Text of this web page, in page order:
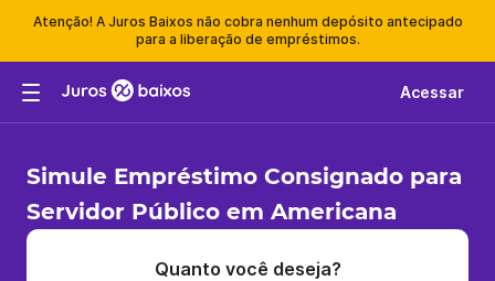
Atenção! A Juros Baixos não cobra nenhum depósito antecipado
para a liberação de empréstimos.
Acessar
Simule Empréstimo Consignado para
Servidor Público em Americana
Quanto você deseja?